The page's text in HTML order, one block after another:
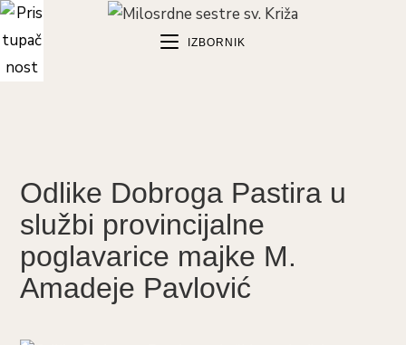
Preskoči
na
IZBORNIK
Odlike Dobroga Pastira u
službi provincijalne
poglavarice majke M.
Amadeje Pavlović